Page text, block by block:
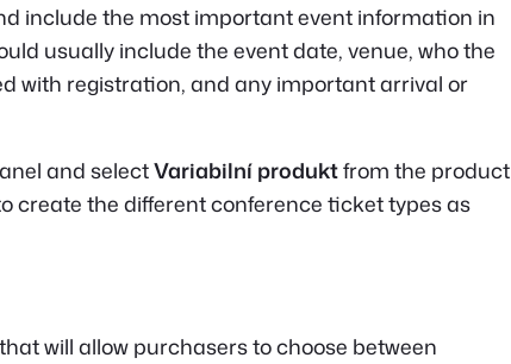
include the most important event information in
usually include the event date, venue, who the
with registration, and any important arrival or
and selectVariabilní produktfrom the product
create the different conference ticket types as
will allow purchasers to choose between